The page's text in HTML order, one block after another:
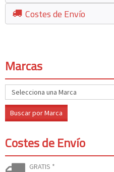
Marcas
Costes de Envío
GRATIS *
Costes de Envío